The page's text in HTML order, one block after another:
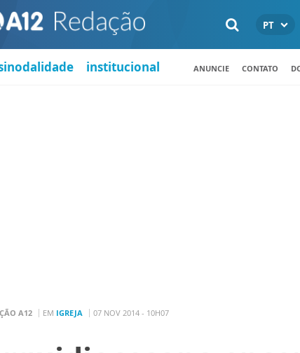
PT
institucional ANUNCIE CONTATO
A12 EM IGREJA 07 NOV 2014 - 10H07